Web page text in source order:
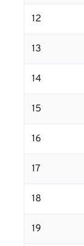
12
13
14
15
16
17
18
19